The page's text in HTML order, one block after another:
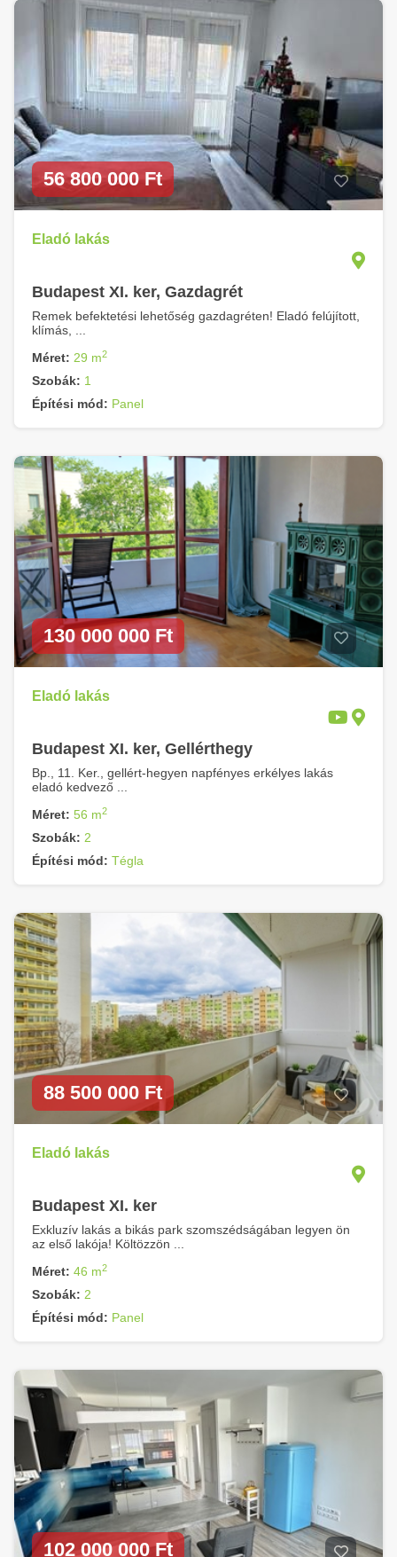
56 800 000 Ft
Eladó lakás
Budapest XI. ker, Gazdagrét
Remek befektetési lehetőség gazdagréten! Eladó felújított,
klímás, ...
Méret: 29 m2
Szobák: 1
Építési mód: Panel
130 000 000 Ft
Eladó lakás
Budapest XI. ker, Gellérthegy
Bp., 11. Ker., gellért-hegyen napfényes erkélyes lakás
eladó kedvező ...
Méret: 56 m2
Szobák: 2
Építési mód: Tégla
88 500 000 Ft
Eladó lakás
Budapest XI. ker
Exkluzív lakás a bikás park szomszédságában legyen ön
az első lakója! Költözzön ...
Méret: 46 m2
Szobák: 2
Építési mód: Panel
102 000 000 Ft